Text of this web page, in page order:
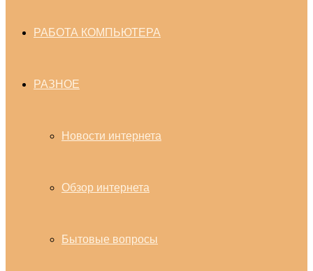
РАБОТА КОМПЬЮТЕРА
РАЗНОЕ
Новости интернета
Обзор интернета
Бытовые вопросы